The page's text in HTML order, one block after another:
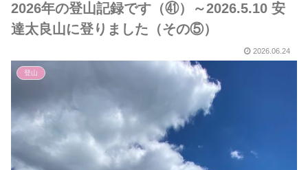
2026年の登山記録です（㊶）～2026.5.10 安
達太良山に登りました（その⑤）
2026.06.24
登山